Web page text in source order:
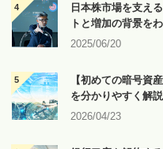
日本株市場を支え
トと増加の背景を
2025/06/20
【初めての暗号資
を分かりやすく解説
2026/04/23